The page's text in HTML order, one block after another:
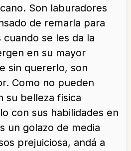
Son laburadores
de remarla para
se les da la
en su mayor
sin quererlo, son
Como no pueden
su belleza física
con sus habilidades en
un golazo de media
prejuiciosa, andá a